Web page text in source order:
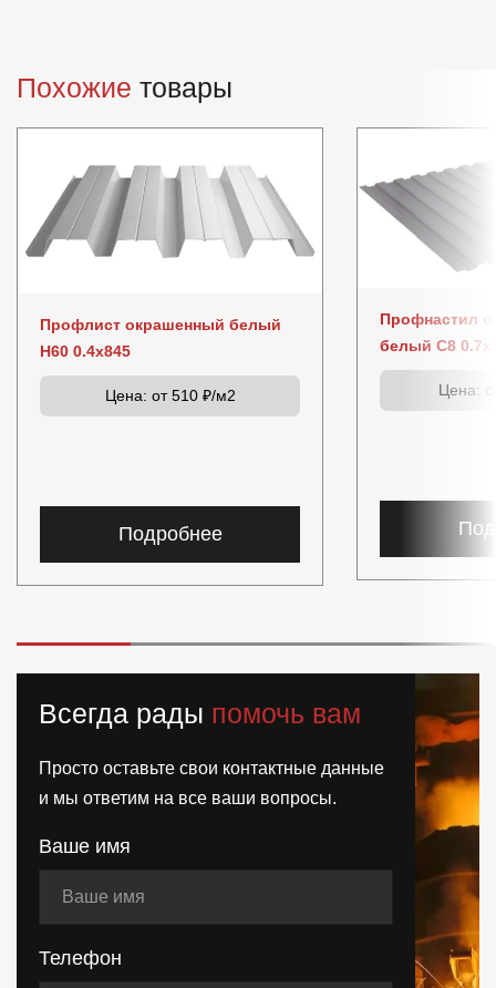
Похожие товары
Профлист окрашенный белый
Н60 0.4x845
Цена: от 510 ₽/м2
Подробнее
Профнастил
белый C8
Цена:
Всегда рады помочь вам
Просто оставьте свои контактные данные
и мы ответим на все ваши вопросы.
Ваше имя
Телефон